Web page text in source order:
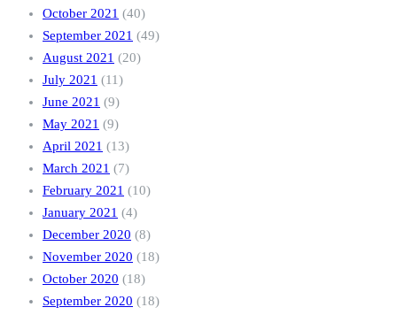
October 2021 (40)
September 2021 (49)
August 2021 (20)
July 2021 (11)
June 2021 (9)
May 2021 (9)
April 2021 (13)
March 2021 (7)
February 2021 (10)
January 2021 (4)
December 2020 (8)
November 2020 (18)
October 2020 (18)
September 2020 (18)